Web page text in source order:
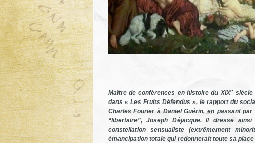
Maître de conférences en histoire du XIXesiècle
dans « Les Fruits Défendus », le rapport du
Charles Fourier à Daniel Guérin, en passant
“libertaire”, Joseph Déjacque. Il dresse
constellation sensualiste (extrêmement
émancipation totale qui redonnerait toute sa